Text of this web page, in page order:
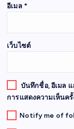
อีเมล *
เว็บไซต์
บันทึกชื่อ, อีเมล
การแสดงความเห็นค
Notify me of